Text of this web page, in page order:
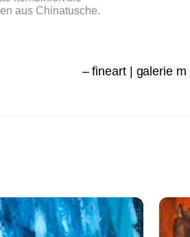
aus Chinatusche.
– fineart | galerie